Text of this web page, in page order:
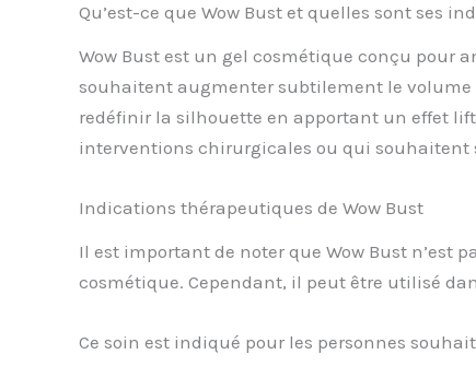
Qu’est-ce que Wow Bust et quelles sont ses
Wow Bust est un gel cosmétique conçu pour
souhaitent augmenter subtilement le
redéfinir la silhouette en apportant un effet
interventions chirurgicales ou qui souhaitent
Indications thérapeutiques de Wow Bust
Il est important de noter que Wow Bust
cosmétique. Cependant, il peut être utilisé
Ce soin est indiqué pour les personnes